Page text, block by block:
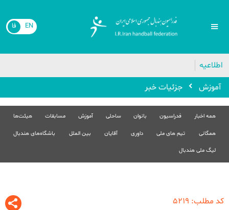
EN فا
اطلاعیه
🔴
آموزش
جزئیات خبر
همه اخبار فدراسیون بانوان ساحلی آموزش مسابقات هیئت‌ها
همگانی تیم های ملی داوری آقایان بین الملل باشگاه‌های هندبال
لیگ ملی هندبال
کد مطلب: 5219